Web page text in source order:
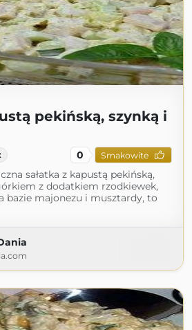
pekińską, szynką i
0 Smakowite
sałatka z kapustą pekińską,
z dodatkiem rzodkiewek,
bazie majonezu i musztardy, to